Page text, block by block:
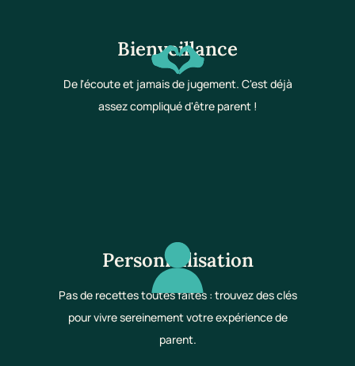
Bienveillance
De l'écoute et jamais de jugement. C'est déjà
assez compliqué d'être parent !
Personnalisation
Pas de recettes toutes faites : trouvez des clés
pour vivre sereinement votre expérience de
parent.